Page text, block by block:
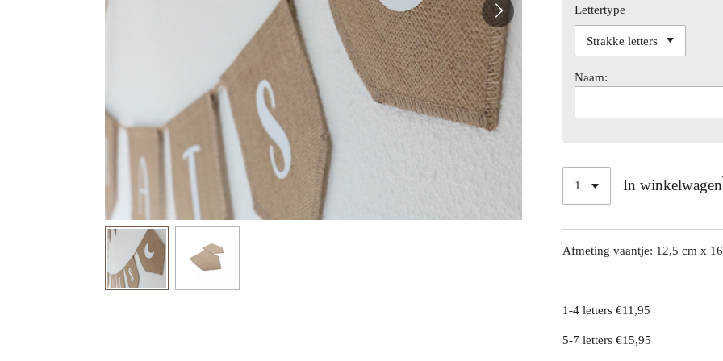
Lettertype
Naam:
In winkelwagen
Afmeting vaantje: 12,5 cm x
1-4 letters €11,95
5-7 letters €15,95